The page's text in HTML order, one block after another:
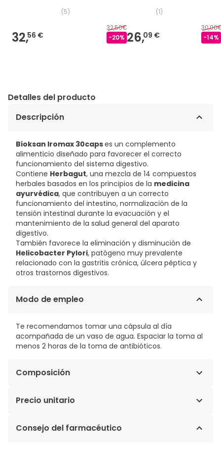
(5)
32,56 €
(1)
32,50€
-20% 26,09 €
-14%
Detalles del producto
Descripción
Bioksan Iromax 30capses un complemento
alimenticio diseñado para favorecer el correcto
funcionamiento del sistema digestivo.
Contiene Herbagut, una mezcla de 14 compuestos
herbales basados en los principios de la medicina
ayurvédica, que contribuyen a un correcto
funcionamiento del intestino, normalización de la
tensión intestinal durante la evacuación y el
mantenimiento de la salud general del aparato
digestivo.
También favorece la eliminación y disminución de
Helicobacter Pylori, patógeno muy prevalente
relacionado con la gastritis crónica, úlcera péptica y
otros trastornos digestivos.
Modo de empleo
Te recomendamos tomar una cápsula al día
acompañada de un vaso de agua. Espaciar la toma al
menos 2 horas de la toma de antibióticos.
Composición
- Herbagut Mezcla 400 mg - Pylopass Polvo 50 mg -
Precio unitario
0,90€ / Cápsulas
Consejo del farmacéutico